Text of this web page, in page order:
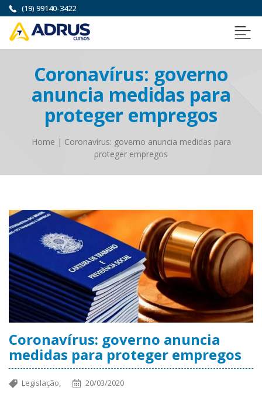
(19) 99140-3422
Coronavírus: governo
anuncia medidas para
proteger empregos
Home | Coronavírus: governo anuncia medidas para
proteger empregos
Coronavírus: governo anuncia
medidas para proteger empregos
Legislação, 20/03/2020